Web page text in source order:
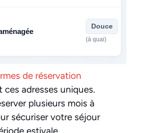
Douce
(à quai)
de réservation
ces adresses uniques.
plusieurs mois à
sécuriser votre séjour